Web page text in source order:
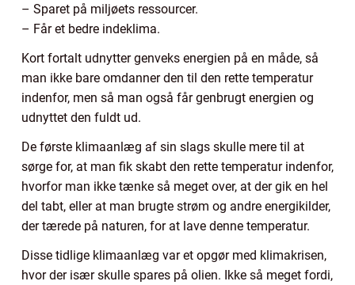
– Sparet på miljøets ressourcer.
– Får et bedre indeklima.
Kort fortalt udnytter genveks energien på en måde, så
man ikke bare omdanner den til den rette temperatur
indenfor, men så man også får genbrugt energien og
udnyttet den fuldt ud.
De første klimaanlæg af sin slags skulle mere til at
sørge for, at man fik skabt den rette temperatur indenfor,
hvorfor man ikke tænke så meget over, at der gik en hel
del tabt, eller at man brugte strøm og andre energikilder,
der tærede på naturen, for at lave denne temperatur.
Disse tidlige klimaanlæg var et opgør med klimakrisen,
hvor der især skulle spares på olien. Ikke så meget fordi,